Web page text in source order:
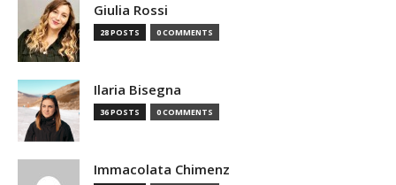
Giulia Rossi
28 POSTS 0 COMMENTS
Ilaria Bisegna
36 POSTS 0 COMMENTS
Immacolata Chimenz